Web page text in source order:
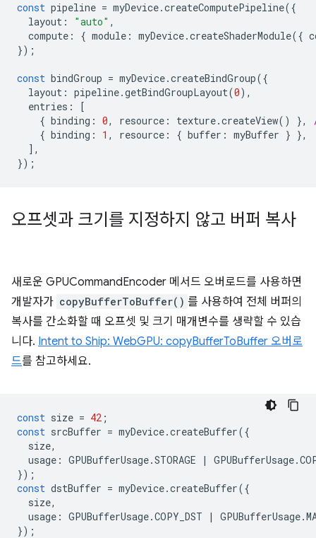
const pipeline = myDevice.createComputePipeline({
layout : "auto" ,
compute : { module : myDevice.createShaderModule({
});
const bindGroup = myDevice.createBindGroup({
layout : pipeline.getBindGroupLayout(0),
entries :
[
{ binding : 0, resource : texture.createView() },
{ binding : 1 , resource : { buffer : myBuffer } },
],
});
오프셋과 크기를 지정하지 않고 버퍼 복사
새로운 GPUCommandEncoder 메서드 오버로드를 사용하면
개발자가 copyBufferToBuffer() 를 사용하여 전체 버퍼의
복사를 간소화할 때 오프셋 및 크기 매개변수를 생략할 수 있습
니다. Intent to Ship: WebGPU: copyBufferToBuffer 오버로
드를 참고하세요.
const size = 42 ;
const srcBuffer = myDevice.createBuffer({
size,
usage : GPUBufferUsage.STORAGE | GPUBufferUsage.
});
const dstBuffer = myDevice.createBuffer({
size,
usage : GPUBufferUsage.COPY_DST | GPUBufferUsage.
});